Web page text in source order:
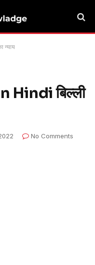
न्याय
बिल्ली
No Comments